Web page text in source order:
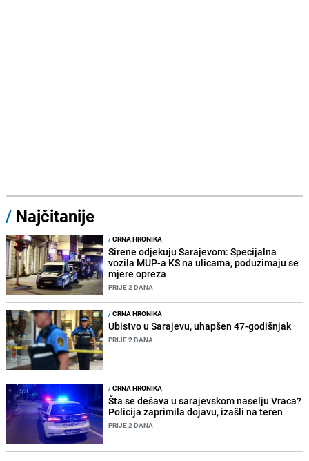
/ Najčitanije
/CRNA HRONIKA
Sirene odjekuju Sarajevom: Specijalna
vozila MUP-a KS na ulicama, poduzimaju se
mjere opreza
PRIJE 2 DANA
/CRNA HRONIKA
Ubistvo u Sarajevu, uhapšen 47-godišnjak
PRIJE 2 DANA
/CRNA HRONIKA
Šta se dešava u sarajevskom naselju Vraca?
Policija zaprimila dojavu, izašli na teren
PRIJE 2 DANA